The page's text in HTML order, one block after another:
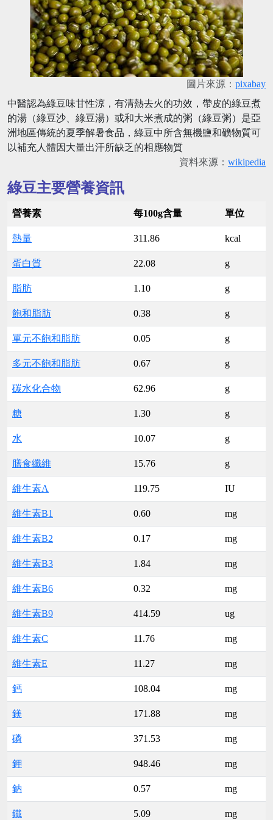
圖片來源： pixabay
中醫認為綠豆味甘性涼，有清熱去火的功效，帶皮的綠豆煮
的湯（綠豆沙、綠豆湯）或和大米煮成的粥（綠豆粥）是亞
洲地區傳統的夏季解暑食品，綠豆中所含無機鹽和礦物質可
以補充人體因大量出汗所缺乏的相應物質
資料來源： wikipedia
綠豆主要營養資訊
營養素 每100g含量 單位
熱量 311.86 kcal
蛋白質 22.08 g
脂肪 1.10 g
飽和脂肪 0.38 g
單元不飽和脂肪 0.05 g
多元不飽和脂肪 0.67 g
碳水化合物 62.96 g
糖 1.30 g
水 10.07 g
膳食纖維 15.76 g
維生素A 119.75 IU
維生素B1 0.60 mg
維生素B2 0.17 mg
維生素B3 1.84 mg
維生素B6 0.32 mg
維生素B9 414.59 ug
維生素C 11.76 mg
維生素E 11.27 mg
鈣 108.04 mg
鎂 171.88 mg
磷 371.53 mg
鉀 948.46 mg
鈉 0.57 mg
鐵 5.09 mg